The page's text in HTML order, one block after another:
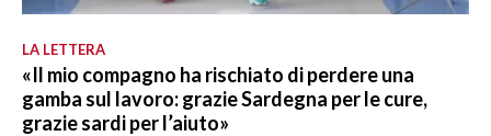
LA LETTERA
«Il mio compagno ha rischiato di perdere una
gamba sul lavoro: grazie Sardegna per le cure,
grazie sardi per l’aiuto»